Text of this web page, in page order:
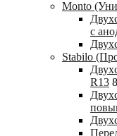
Monto
с
Stabilo
R13 8